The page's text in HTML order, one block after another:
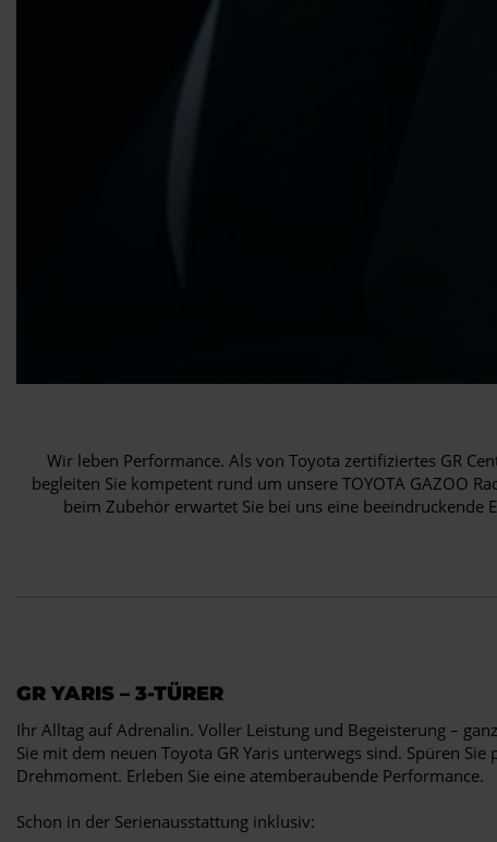
Wir leben Performance. Als von Toyota zertifiziertes GR
begleiten Sie kompetent rund um unsere TOYOTA GAZOO
beim Zubehör erwartet Sie bei uns eine beeindruckende
GR YARIS – 3-TÜRER
Ihr Alltag auf Adrenalin. Voller Leistung und Begeisterung –
Sie mit dem neuen Toyota GR Yaris unterwegs sind. Spüren Sie
Drehmoment. Erleben Sie eine atemberaubende Performance.
Schon in der Serienausstattung inklusiv: